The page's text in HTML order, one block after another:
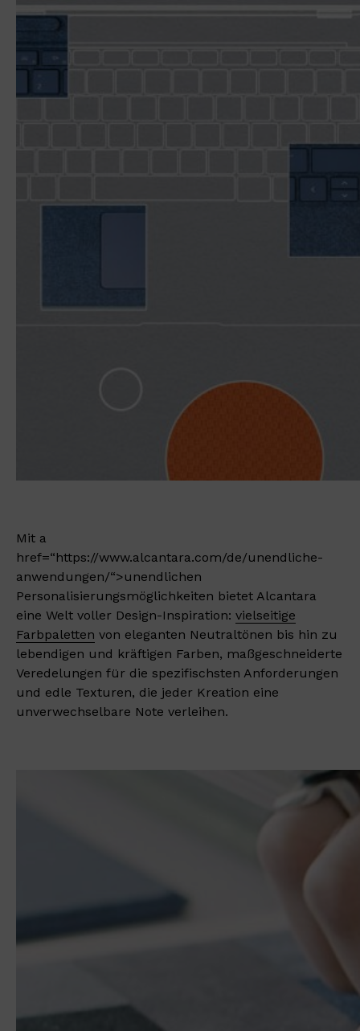
Mit a
href=“https://www.alcantara.com/de/unendliche-
anwendungen/“>unendlichen
Personalisierungsmöglichkeiten bietet Alcantara
eine Welt voller Design-Inspiration: vielseitige
Farbpaletten von eleganten Neutral­tönen bis hin zu
lebendigen und kräftigen Farben, maßgeschneiderte
Veredelungen für die spezifischsten Anforderungen
und edle Texturen, die jeder Kreation eine
unverwechselbare Note verleihen.